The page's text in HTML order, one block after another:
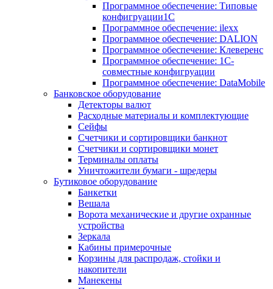
Программное обеспечение: Типовые
конфигруации1С
Программное обеспечение: ilexx
Программное обеспечение: DALION
Программное обеспечение: Клеверенс
Программное обеспечение: 1С-
совместные конфигруации
Программное обеспечение: DataMobile
Банковское оборудование
Детекторы валют
Расходные материалы и комплектующие
Сейфы
Счетчики и сортировщики банкнот
Счетчики и сортировщики монет
Терминалы оплаты
Уничтожители бумаги - шредеры
Бутиковое оборудование
Банкетки
Вешала
Ворота механические и другие охранные
устройства
Зеркала
Кабины примерочные
Корзины для распродаж, стойки и
накопители
Манекены